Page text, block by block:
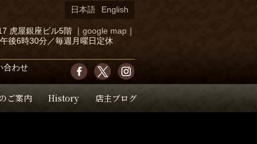
ご案内 History 店主ブログ
虎屋銀座ビル5階
google map
後6時30分／毎週月曜日定休
合わせ
日本語 English